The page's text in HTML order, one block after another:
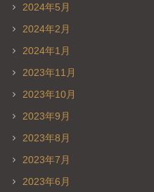
2024年5月
2024年2月
2024年1月
2023年11月
2023年10月
2023年9月
2023年8月
2023年7月
2023年6月